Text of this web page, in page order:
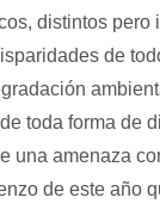
distintos
de
toda forma de
una amenaza
de este año